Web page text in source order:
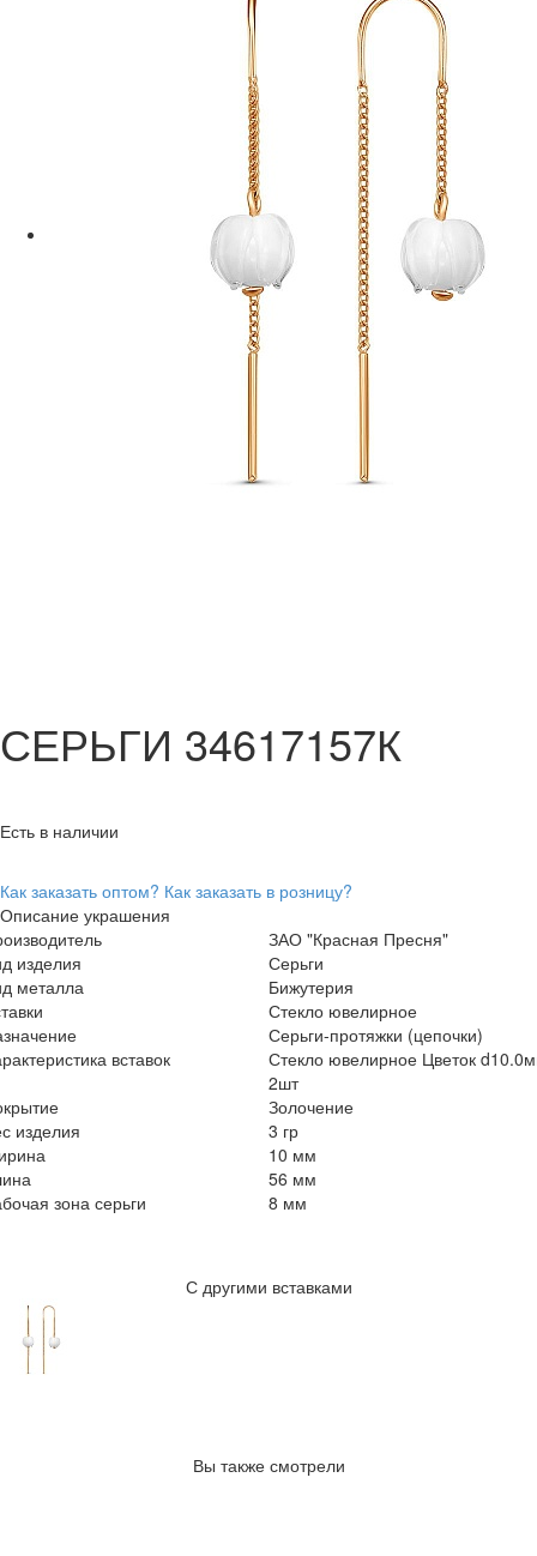
СЕРЬГИ 34617157К
Есть в наличии
Как заказать оптом? Как заказать в розницу?
Описание украшения
ЗАО "Красная Пресня"
изделия
Серьги
металла
Бижутерия
Стекло ювелирное
Серьги-протяжки (цепочки)
вставок
Стекло ювелирное Цветок
2шт
Золочение
изделия
3 гр
10 мм
56 мм
зона серьги
8 мм
С другими вставками
Вы также смотрели